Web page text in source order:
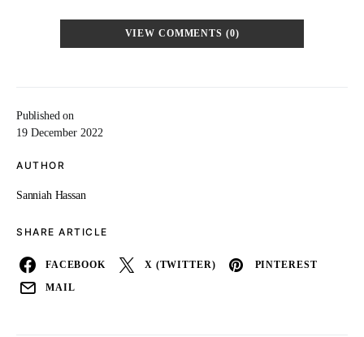
Published on
19 December 2022
AUTHOR
Sanniah Hassan
SHARE ARTICLE
FACEBOOK X (TWITTER) PINTEREST
MAIL
VIEW COMMENTS (0)